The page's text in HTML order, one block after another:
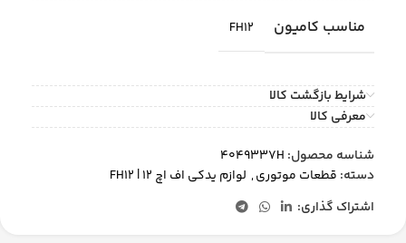
مناسب کامیون FH12
شرایط بازگشت کالا
معرفی کالا
شناسه محصول: 4049337H
دسته: قطعات موتوری, لوازم یدکی اف اچ 12 | FH12
اشتراک گذاری: